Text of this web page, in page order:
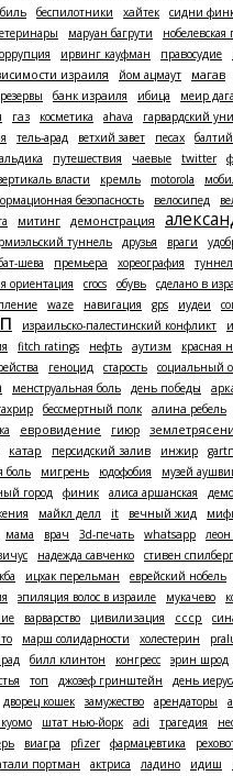
беспилотники хайтек сидни
маруан багрути
ирвинг кауфман правосудие
израиля йом ацмаут магав
банк израиля ибица меир
газ косметика ahava гарвардский
тель-арад ветхий завет песах
путешествия чаевые twitter
власти кремль motorola
безопасность велосипед
митинг демонстрация
туннель друзья враги
шева премьера хореография
ориентация
crocs обувь сделано в
waze навигация gps иудеи
израильско-палестинский конфликт
fitch ratings нефть аутизм красная
геноцид старость социальный
менструальная боль день победы
бессмертный полк алина ребель
евровидение гиюр
катар персидский залив инжир
боль мигрень юдофобия музей
город финик алиса аршанская
майкл делл it вечный жид
мама врач 3d-печать whatsapp леон
надежда савченко стивен спилберг
ицхак перельман еврейский нобель
эпиляция волос в израиле мукачево
варварство цивилизация ссср
марш солидарности холестерин
билл клинтон конгресс эрин шрод
топ джозеф гринштейн день
дворец кошек замужество арендаторы
штат нью-йорк adi трагедия
виагра pfizer фармацевтика
портман актриса ладино идиш